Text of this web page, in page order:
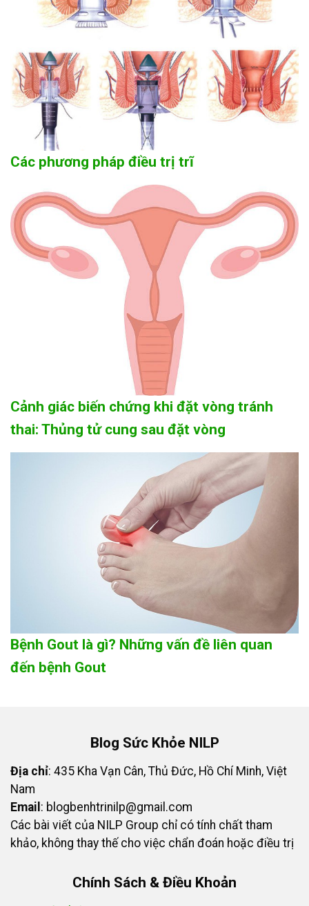
Các phương pháp điều trị trĩ
Cảnh giác biến chứng khi đặt vòng tránh
thai: Thủng tử cung sau đặt vòng
Bệnh Gout là gì? Những vấn đề liên quan
đến bệnh Gout
Blog Sức Khỏe NILP
Địa chỉ: 435 Kha Vạn Cân, Thủ Đức, Hồ Chí Minh, Việt
Nam
Email : blogbenhtrinilp@gmail.com
Các bài viết của NILP Group chỉ có tính chất tham
khảo, không thay thế cho việc chẩn đoán hoặc điều trị
Chính Sách & Điều Khoản